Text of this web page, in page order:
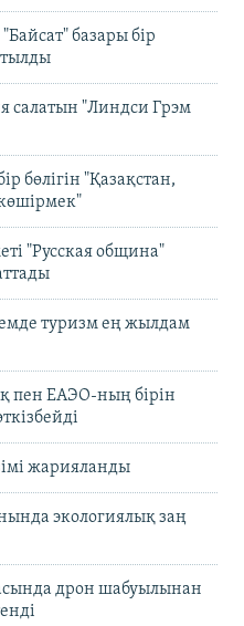
базары бір
салатын "Линдси Грэм
бөлігін "Қазақстан,
"Русская община"
туризм ең жылдам
пен ЕАЭО-ның бірін
жарияланды
экологиялық заң
дрон шабуылынан